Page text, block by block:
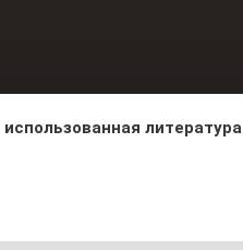
использованная литература